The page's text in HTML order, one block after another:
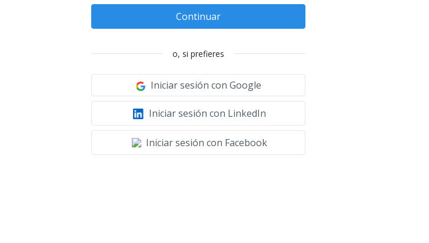
Continuar
o, si prefieres
Iniciar sesión con Google
Iniciar sesión con LinkedIn
Iniciar sesión con Facebook